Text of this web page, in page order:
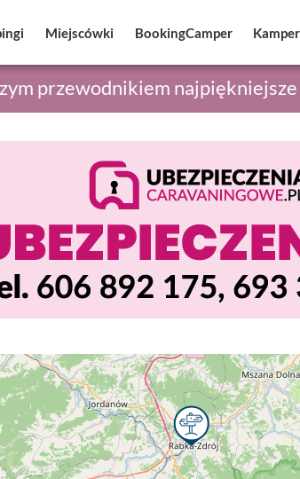
Miejscówki BookingCamper
przewodnikiem najpiękniejsze
Miejscówki BookingCamper